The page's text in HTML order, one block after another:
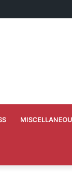
की स्मृति में बच्चों को